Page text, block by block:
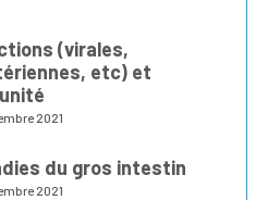
(virales,
etc) et
2021
du gros intestin
2021